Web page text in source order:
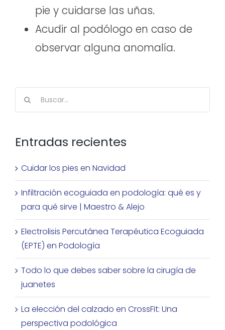
pie y cuidarse las uñas.
Acudir al podólogo en caso de
observar alguna anomalía.
Entradas recientes
Cuidar los pies en Navidad
Infiltración ecoguiada en podología: qué es y
para qué sirve | Maestro & Alejo
Electrolisis Percutánea Terapéutica Ecoguiada
(EPTE) en Podología
Todo lo que debes saber sobre la cirugía de
juanetes
La elección del calzado en CrossFit: Una
perspectiva podológica